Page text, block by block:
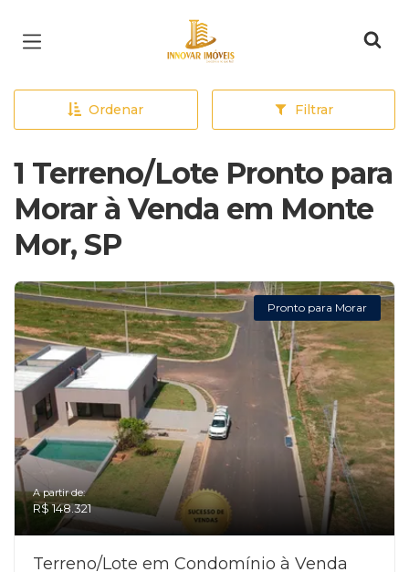
Página inicial
Ordenar Filtrar
1 Terreno/Lote Pronto para
Morar à Venda em Monte
Mor, SP
Pronto para Morar
A partir de:
R$ 148.321
Terreno/Lote em Condomínio à Venda